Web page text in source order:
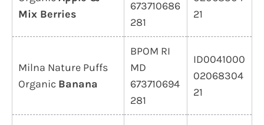
Mix Berries
673710686
281
21
Milna Nature Puffs
Organic Banana
BPOM RI
MD
673710694
281
ID0041000
02068304
21